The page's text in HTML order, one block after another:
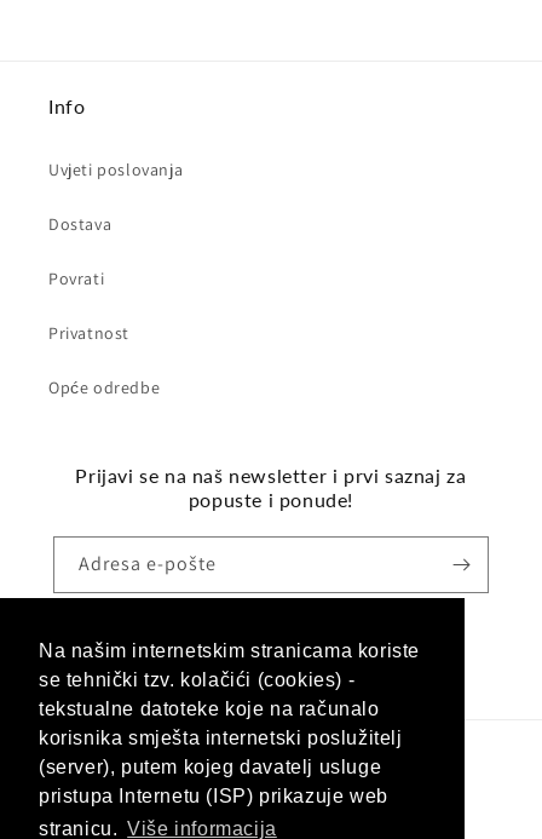
Na našim internetskim stranicama koriste
se tehnički tzv. kolačići (cookies) -
tekstualne datoteke koje na računalo
korisnika smješta internetski poslužitelj
(server), putem kojeg davatelj usluge
pristupa Internetu (ISP) prikazuje web
stranicu. Više informacija
Info
Uvjeti poslovanja
Dostava
Povrati
Privatnost
Opće odredbe
Prijavi se na naš newsletter i prvi saznaj za
popuste i ponude!
Adresa e-pošte
FacebookInstagram
Jezik
Hrvatski (hrvatska)